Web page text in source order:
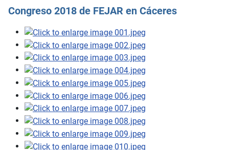
Congreso 2018 de FEJAR en Cáceres